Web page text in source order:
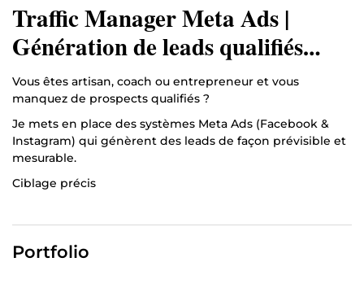
Traffic Manager Meta Ads |
Génération de leads qualifiés
pour artisans & coachs
Vous êtes artisan, coach ou entrepreneur et vous
manquez de prospects qualifiés ?
Je mets en place des systèmes Meta Ads (Facebook &
Instagram) qui génèrent des leads de façon prévisible et
mesurable.
Ciblage précis
Mon objectif : vous aider à obtenir des prospects
réguliers sans dépendre du bouche-à-oreille.
Portfolio